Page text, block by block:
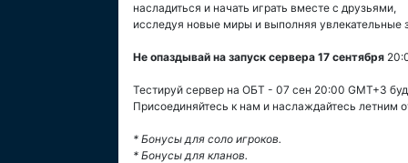
насладиться и начать играть вместе с друзьями,
исследуя новые миры и выполняя увлекательные
Не опаздывай на запуск сервера 17 сентября
Тестируй сервер на ОБТ - 07 сен 20:00 GMT+3
Присоединяйтесь к нам и наслаждайтесь летним
* Бонусы для соло игроков.
* Бонусы для кланов.